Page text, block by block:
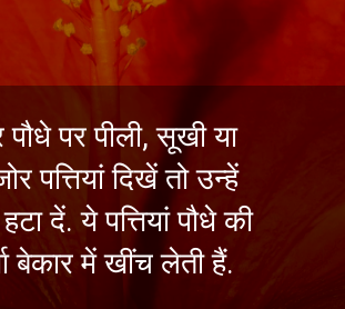
पर पीली, सूखी या
पत्तियां दिखें तो उन्हें
दें. ये पत्तियां पौधे की
बेकार में खींच लेती हैं.